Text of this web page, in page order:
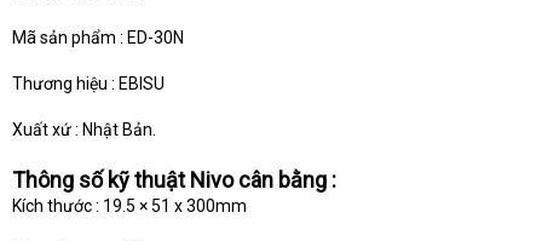
Mã sản phẩm : ED-30N
Thương hiệu : EBISU
Xuất xứ : Nhật Bản.
Thông số kỹ thuật Nivo cân bằng :
Kích thước : 19.5 × 51 x 300mm